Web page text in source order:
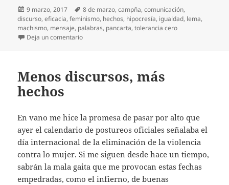
Publicado
el
9 marzo, 2017 Etiquetas
8 de marzo,campña,comunicación,
discurso,eficacia,feminismo, hechos, hipocresía, igualdad, lema,
machismo, mensaje, palabras, pancarta,tolerancia cero
Deja un comentarioen Otro día después
Menos discursos, más
hechos
En vano me hice la promesa de pasar por alto que
ayer el calendario de postureos oficiales señalaba el
día internacional de la eliminación de la violencia
contra lo mujer. Si me siguen desde hace un tiempo,
sabrán la mala gaita que me provocan estas fechas
empedradas, como el infierno, de buenas